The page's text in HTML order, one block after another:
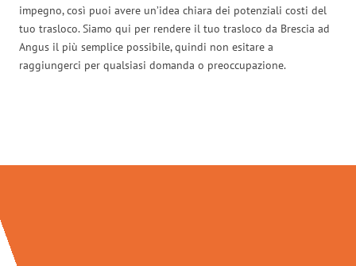
impegno, così puoi avere un’idea chiara dei potenziali costi del
tuo trasloco. Siamo qui per rendere il tuo trasloco da Brescia ad
Angus il più semplice possibile, quindi non esitare a
raggiungerci per qualsiasi domanda o preoccupazione.